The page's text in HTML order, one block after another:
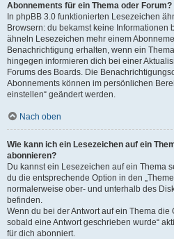
Abonnements für ein Thema oder Forum?
In phpBB 3.0 funktionierten Lesezeichen
Browsern: du bekamst keine Informationen
ähneln Lesezeichen mehr einem
Benachrichtigung erhalten, wenn ein
hingegen informieren dich bei einer
Forums des Boards. Die
Abonnements können im persönlichen
einstellen“ geändert werden.
Nach oben
Wie kann ich ein Lesezeichen auf ein
abonnieren?
Du kannst ein Lesezeichen auf ein Thema
du die entsprechende Option in den
normalerweise ober- und unterhalb des
befinden.
Wenn du bei der Antwort auf ein Thema die
sobald eine Antwort geschrieben wurde“
für dich abonniert.